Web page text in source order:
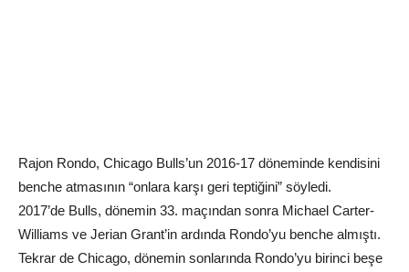
Rajon Rondo, Chicago Bulls’un 2016-17 döneminde kendisini
benche atmasının “onlara karşı geri teptiğini” söyledi.
2017’de Bulls, dönemin 33. maçından sonra Michael Carter-
Williams ve Jerian Grant’in ardında Rondo’yu benche almıştı.
Tekrar de Chicago, dönemin sonlarında Rondo’yu birinci beşe